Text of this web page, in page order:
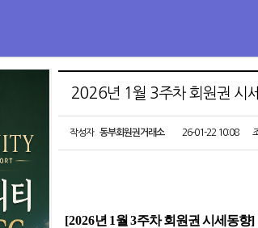
2026년 1월 3주차 회원권 시
작성자 동부회원권거래소 26-01-22 10:08
[2026년 1월 3주차 회원권 시세동향]